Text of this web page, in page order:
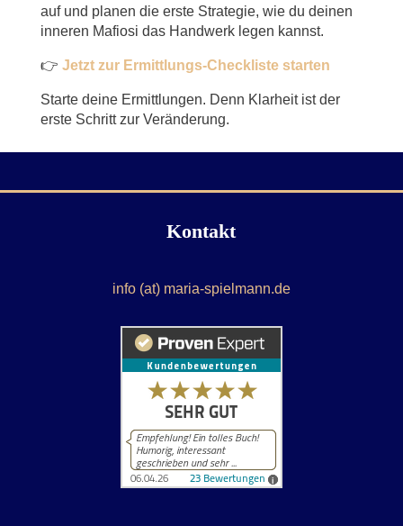
auf und planen die erste Strategie, wie du deinen
inneren Mafiosi das Handwerk legen kannst.
👉 Jetzt zur Ermittlungs-Checkliste starten
Starte deine Ermittlungen. Denn Klarheit ist der
erste Schritt zur Veränderung.
Kontakt
info (at) maria-spielmann.de